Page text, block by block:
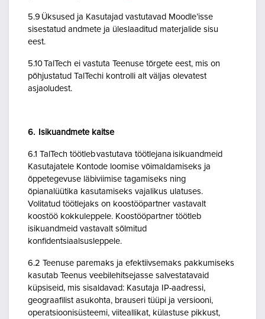
5.9 Üksused ja Kasutajad vastutavad Moodle’isse
sisestatud andmete ja üleslaaditud materjalide sisu
eest.
5.10 TalTech ei vastuta Teenuse tõrgete eest, mis on
põhjustatud TalTechi kontrolli alt väljas olevatest
asjaoludest.
6. Isikuandmete kaitse
6.1 TalTech töötleb vastutava töötlejana isikuandmeid
Kasutajatele Kontode loomise võimaldamiseks ja
õppetegevuse läbiviimise tagamiseks ning
õpianalüütika kasutamiseks vajalikus ulatuses.
Volitatud töötlejaks on koostööpartner vastavalt
koostöö kokkuleppele. Koostööpartner töötleb
isikuandmeid vastavalt sõlmitud
konfidentsiaalsusleppele.
6.2 Teenuse paremaks ja efektiivsemaks pakkumiseks
kasutab Teenus veebilehitsejasse salvestatavaid
küpsiseid, mis sisaldavad: Kasutaja IP-aadressi,
geograafilist asukohta, brauseri tüüpi ja versiooni,
operatsioonisüsteemi, viiteallikat, külastuse pikkust,